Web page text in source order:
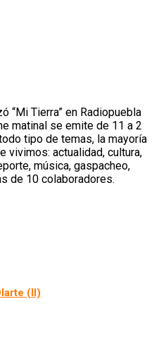
“Mi Tierra” en Radiopuebla
matinal se emite de 11 a 2
tipo de temas, la mayoría
vivimos: actualidad, cultura,
música, gaspacheo,
de 10 colaboradores.
(II)